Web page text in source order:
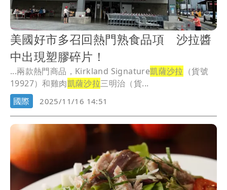
美國好市多召回熱門熟食品項 沙拉醬
中出現塑膠碎片！
...兩款熱門商品，Kirkland Signature凱薩沙拉 （貨號
19927）和雞肉凱薩沙拉三明治（貨...
國際
2025/11/16 14:51